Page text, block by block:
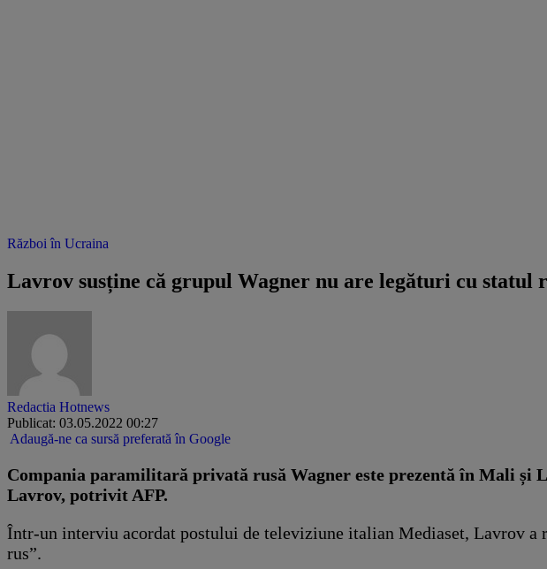
Război în Ucraina
Lavrov susține că grupul Wagner nu are legături cu
Redactia Hotnews
Publicat: 03.05.2022 00:27
Adaugă-ne ca sursă preferată în Google
Compania paramilitară privată rusă Wagner este prezentă în Mali și
Lavrov, potrivit AFP.
Într-un interviu acordat postului de televiziune italian Mediaset, Lavrov
rus”.